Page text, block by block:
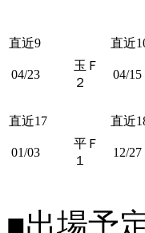
直近9 直近
04/23
玉Ｆ
２
04/15
直近17 直近
01/03
平Ｆ
１
12/27
■出場予